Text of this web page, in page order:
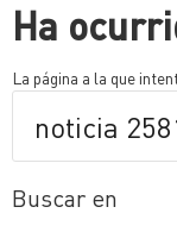
Ha
La página a la que
Buscar en